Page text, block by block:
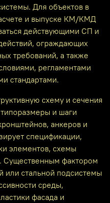
Для объектов в
и выпуске КМ/КМД
действующими СП и
ограждающих
требований, а также
регламентами
стандартами.
схему и сечения
и шаги
анкеров и
спецификации,
элементов, схемы
Существенным фактором
или стальной подсистемы
среды,
фасада и